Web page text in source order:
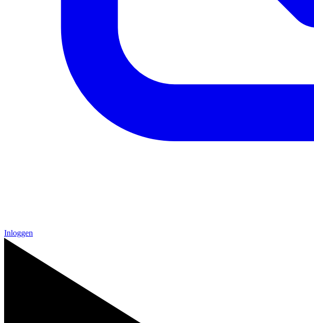
Inloggen